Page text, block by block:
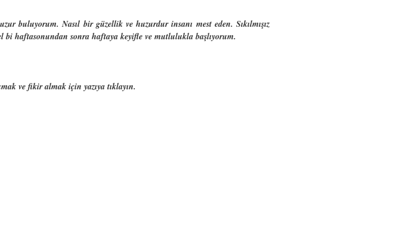
buluyorum. Nasıl bir güzellik ve huzurdur insanı mest eden. Sıkılmışız
bi haftasonundan sonra haftaya keyifle ve mutlulukla başlıyorum.
ve fikir almak için yazıya tıklayın.